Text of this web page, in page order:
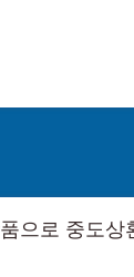
으로 중도